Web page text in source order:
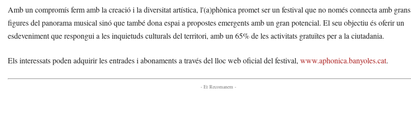
Amb un compromís ferm amb la creació i la diversitat artística, l'(a)phònica promet ser un festival que no només connecta amb grans
figures del panorama musical sinó que també dona espai a propostes emergents amb un gran potencial. El seu objectiu és oferir un
esdeveniment que respongui a les inquietuds culturals del territori, amb un 65% de les activitats gratuïtes per a la ciutadania.
Els interessats poden adquirir les entrades i abonaments a través del lloc web oficial del festival, www.aphonica.banyoles.cat.
- Et Recomanem -